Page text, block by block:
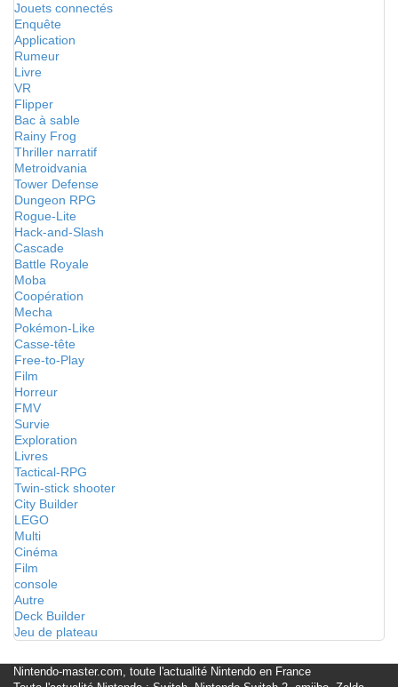
Jouets connectés
Enquête
Application
Rumeur
Livre
VR
Flipper
Bac à sable
Rainy Frog
Thriller narratif
Metroidvania
Tower Defense
Dungeon RPG
Rogue-Lite
Hack-and-Slash
Cascade
Battle Royale
Moba
Coopération
Mecha
Pokémon-Like
Casse-tête
Free-to-Play
Film
Horreur
FMV
Survie
Exploration
Livres
Tactical-RPG
Twin-stick shooter
City Builder
LEGO
Multi
Cinéma
Film
console
Autre
Deck Builder
Jeu de plateau
Nintendo-master.com, toute l'actualité Nintendo en France